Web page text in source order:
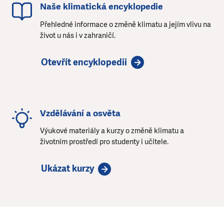
Naše klimatická encyklopedie
Přehledné informace o změně klimatu a jejím vlivu na
život u nás i v zahraničí.
Otevřít encyklopedii
Vzdělávání a osvěta
Výukové materiály a kurzy o změně klimatu a
životním prostředí pro studenty i učitele.
Ukázat kurzy